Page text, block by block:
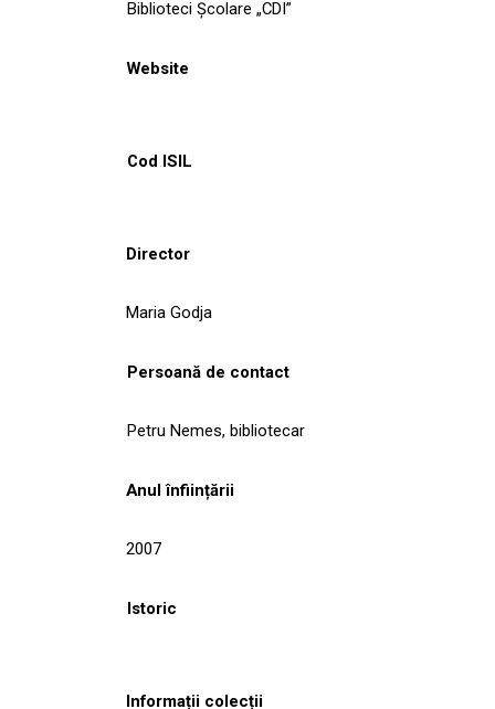
Biblioteci Școlare „CDI”
Website
Cod ISIL
Director
Maria Godja
Persoană de contact
Petru Nemes, bibliotecar
Anul înființării
2007
Istoric
Informații colecții